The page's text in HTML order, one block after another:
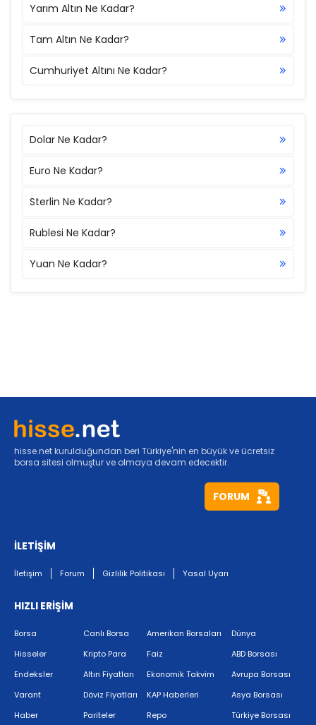
Yarım Altın Ne Kadar?
Tam Altın Ne Kadar?
Cumhuriyet Altını Ne Kadar?
Dolar Ne Kadar?
Euro Ne Kadar?
Sterlin Ne Kadar?
Rublesi Ne Kadar?
Yuan Ne Kadar?
hisse.net kurulduğundan beri Türkiye'nin en büyük ve ücretsiz
borsa sitesi olmuştur ve olmaya devam edecektir.
FORUM
İLETİŞİM
İletişim Forum Gizlilik Politikası Yasal Uyarı
HIZLI ERİŞİM
Borsa
Hisseler
Endeksler
Varant
Haber
Canlı Borsa
Kripto Para
Altın Fiyatları
Döviz Fiyatları
Pariteler
Amerikan Borsaları
Faiz
Ekonomik Takvim
KAP Haberleri
Repo
Dünya
ABD Borsası
Avrupa Borsası
Asya Borsası
Türkiye Borsası